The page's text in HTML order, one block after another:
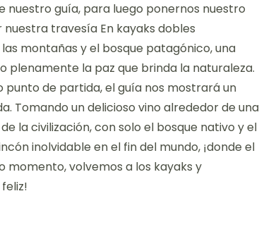
nuestro guía, para luego ponernos nuestro
travesía En kayaks dobles
montañas y el bosque patagónico, una
plenamente la paz que brinda la naturaleza.
punto de partida, el guía nos mostrará un
Tomando un delicioso vino alrededor de una
la civilización, con solo el bosque nativo y el
inolvidable en el fin del mundo, ¡donde el
momento, volvemos a los kayaks y